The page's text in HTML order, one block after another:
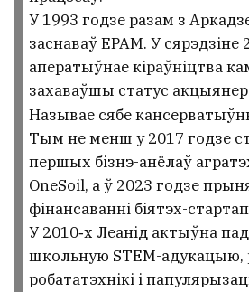
У 1993 годзе разам з
заснаваў EPAM. У сярэдзіне
аператыўнае кіраўніцтва
захаваўшы статус
Называе сябе
Тым не менш у 2017 годзе
першых бізнэ-анёлаў
OneSoil, а ў 2023 годзе
фінансаванні біятэх-
У 2010‑х Леанід актыўна
школьную STEM-адукацыю,
робататэхнікі і